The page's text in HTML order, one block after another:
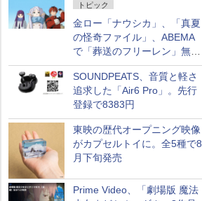
トピック
金ロー「ナウシカ」、「真夏
の怪奇ファイル」、ABEMA
で「葬送のフリーレン」無料
配信など。夏の特番・配信情
報
SOUNDPEATS、音質と軽さ
追求した「Air6 Pro」。先行
登録で8383円
東映の歴代オープニング映像
がカプセルトイに。全5種で8
月下旬発売
Prime Video、「劇場版 魔法